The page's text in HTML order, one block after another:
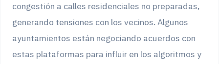
congestión a calles residenciales no preparadas,
generando tensiones con los vecinos. Algunos
ayuntamientos están negociando acuerdos con
estas plataformas para influir en los algoritmos y